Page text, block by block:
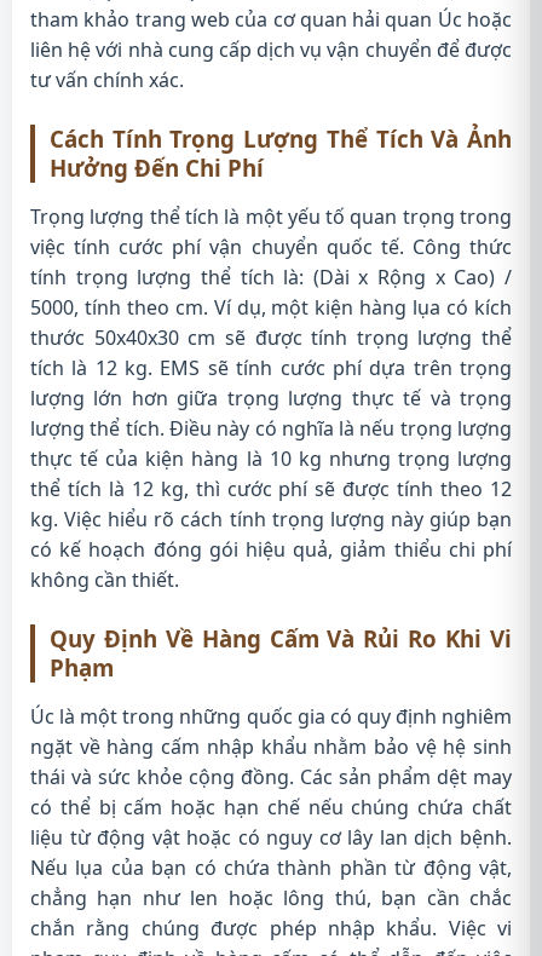
tham khảo trang web của cơ quan hải quan Úc hoặc
liên hệ với nhà cung cấp dịch vụ vận chuyển để được
tư vấn chính xác.
Cách Tính Trọng Lượng Thể Tích Và Ảnh
Hưởng Đến Chi Phí
Trọng lượng thể tích là một yếu tố quan trọng trong
việc tính cước phí vận chuyển quốc tế. Công thức
tính trọng lượng thể tích là: (Dài x Rộng x Cao) /
5000, tính theo cm. Ví dụ, một kiện hàng lụa có kích
thước 50x40x30 cm sẽ được tính trọng lượng thể
tích là 12 kg. EMS sẽ tính cước phí dựa trên trọng
lượng lớn hơn giữa trọng lượng thực tế và trọng
lượng thể tích. Điều này có nghĩa là nếu trọng lượng
thực tế của kiện hàng là 10 kg nhưng trọng lượng
thể tích là 12 kg, thì cước phí sẽ được tính theo 12
kg. Việc hiểu rõ cách tính trọng lượng này giúp bạn
có kế hoạch đóng gói hiệu quả, giảm thiểu chi phí
không cần thiết.
Quy Định Về Hàng Cấm Và Rủi Ro Khi Vi
Phạm
Úc là một trong những quốc gia có quy định nghiêm
ngặt về hàng cấm nhập khẩu nhằm bảo vệ hệ sinh
thái và sức khỏe cộng đồng. Các sản phẩm dệt may
có thể bị cấm hoặc hạn chế nếu chúng chứa chất
liệu từ động vật hoặc có nguy cơ lây lan dịch bệnh.
Nếu lụa của bạn có chứa thành phần từ động vật,
chẳng hạn như len hoặc lông thú, bạn cần chắc
chắn rằng chúng được phép nhập khẩu. Việc vi